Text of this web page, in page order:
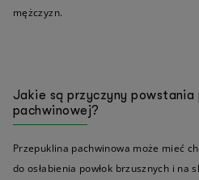
mężczyzn.
Jakie są przyczyny powstania
pachwinowej?
Przepuklina pachwinowa może mieć
do osłabienia powłok brzusznych i na